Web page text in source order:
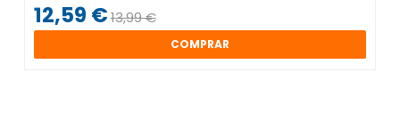
12,59 €13,99 €
COMPRAR